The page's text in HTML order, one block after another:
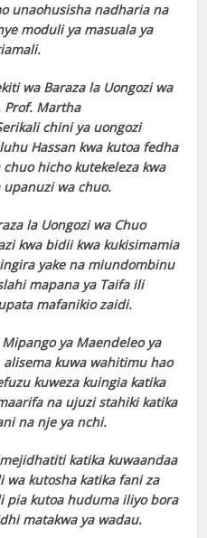
unaohusisha nadharia na
moduli ya masuala ya
wa Baraza la Uongozi wa
Prof. Martha
chini ya uongozi
Hassan kwa kutoa fedha
hicho kutekeleza kwa
wa chuo.
la Uongozi wa Chuo
kwa bidii kwa kukisimamia
yake na miundombinu
mapana ya Taifa ili
mafanikio zaidi.
ya Maendeleo ya
alisema kuwa wahitimu hao
kuweza kuingia katika
na ujuzi stahiki katika
na nje ya nchi.
katika kuwaandaa
wa kutosha katika fani za
pia kutoa huduma iliyo bora
matakwa ya wadau.